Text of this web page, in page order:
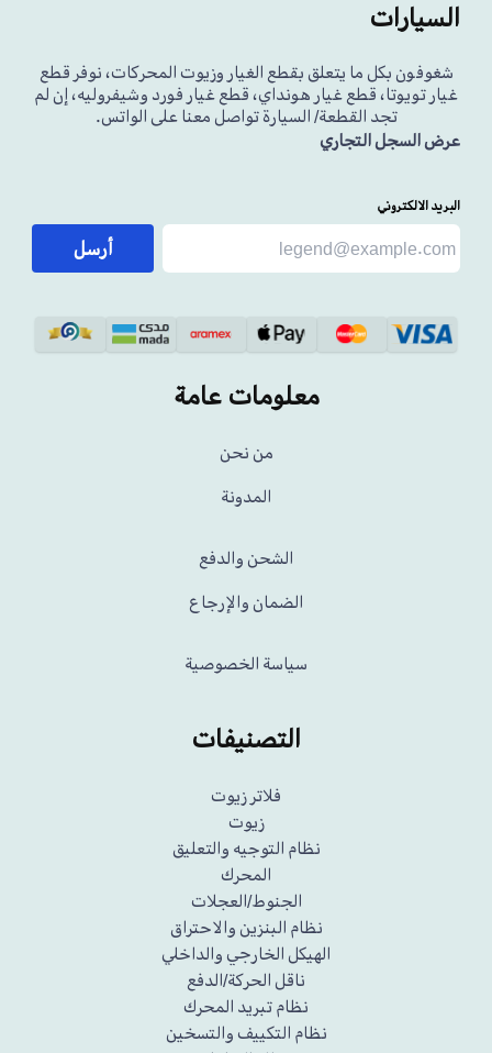
السيارات
شغوفون بكل ما يتعلق بقطع الغيار وزيوت المحركات، نوفر قطع
غيار تويوتا، قطع غيار هونداي، قطع غيار فورد وشيفروليه، إن لم
تجد القطعة/ السيارة تواصل معنا على الواتس.
عرض السجل التجاري
البريد الالكتروني
أرسل
معلومات عامة
من نحن
المدونة
الشحن والدفع
الضمان والإرجاع
سياسة الخصوصية
التصنيفات
فلاتر زيوت
زيوت
نظام التوجيه والتعليق
المحرك
الجنوط/العجلات
نظام البنزين والاحتراق
الهيكل الخارجي والداخلي
ناقل الحركة/الدفع
نظام تبريد المحرك
نظام التكييف والتسخين